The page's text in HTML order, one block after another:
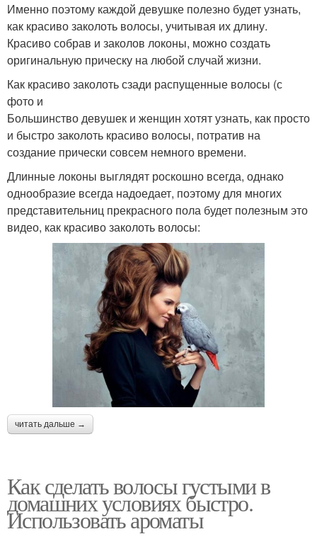
Именно поэтому каждой девушке полезно будет узнать,
как красиво заколоть волосы, учитывая их длину.
Красиво собрав и заколов локоны, можно создать
оригинальную прическу на любой случай жизни.
Как красиво заколоть сзади распущенные волосы (с
фото и
Большинство девушек и женщин хотят узнать, как просто
и быстро заколоть красиво волосы, потратив на
создание прически совсем немного времени.
Длинные локоны выглядят роскошно всегда, однако
однообразие всегда надоедает, поэтому для многих
представительниц прекрасного пола будет полезным это
видео, как красиво заколоть волосы:
читать дальше →
Как сделать волосы густыми в
домашних условиях быстро.
Использовать ароматы